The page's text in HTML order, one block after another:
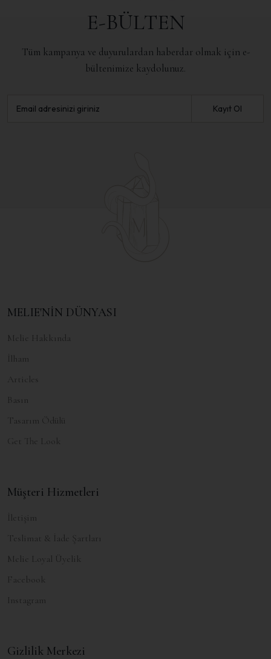
E-BÜLTEN
Tüm kampanya ve duyurulardan haberdar olmak için e-
bültenimize kaydolunuz.
Kayıt Ol
MELIE'NİN DÜNYASI
Melie Hakkında
İlham
Articles
Basın
Tasarım Ödülü
Get The Look
Müşteri Hizmetleri
İletişim
Teslimat & İade Şartları
Melie Loyal Üyelik
Facebook
Instagram
Gizlilik Merkezi